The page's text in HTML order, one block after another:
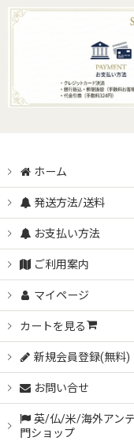
ホーム
発送方法/送料
お支払い方法
ご利用案内
マイページ
カートを見る
新規会員登録(無料)
お問い合せ
英/仏/米/海外アン
門ショップ